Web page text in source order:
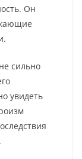
Он
сильно
увидеть